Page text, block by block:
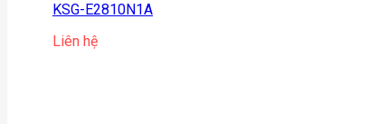
KSG-E2810N1A
Liên hệ